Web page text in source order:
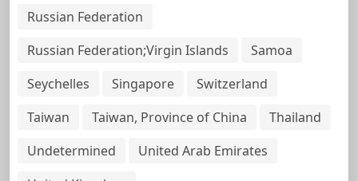
Russian Federation
Russian Federation;Virgin Islands
Samoa
Seychelles
Singapore
Switzerland
Taiwan
Taiwan, Province of China
Thailand
Undetermined
United Arab Emirates